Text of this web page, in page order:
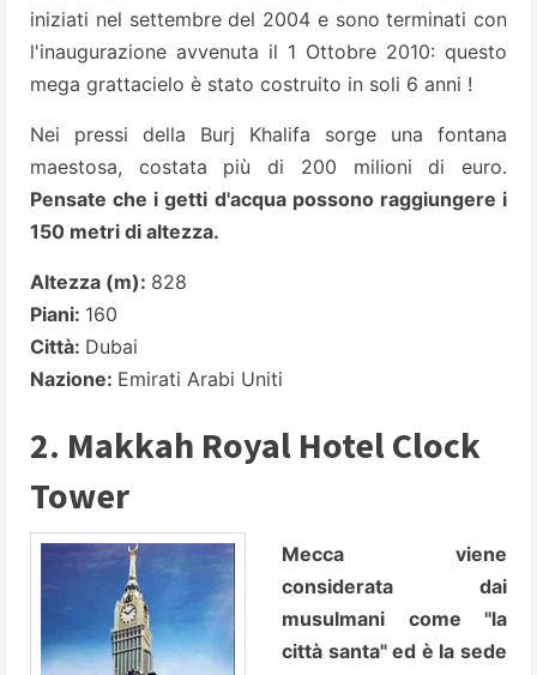
iniziati nel settembre del 2004 e sono terminati con
l'inaugurazione avvenuta il 1 Ottobre 2010: questo
mega grattacielo è stato costruito in soli 6 anni !
Nei pressi della Burj Khalifa sorge una fontana
maestosa, costata più di 200 milioni di euro.
Pensate che i getti d'acqua possono raggiungere i
150 metri di altezza.
Altezza (m): 828
Piani: 160
Città: Dubai
Nazione: Emirati Arabi Uniti
2. Makkah Royal Hotel Clock
Tower
Mecca viene
considerata dai
musulmani come "la
città santa" ed è la sede